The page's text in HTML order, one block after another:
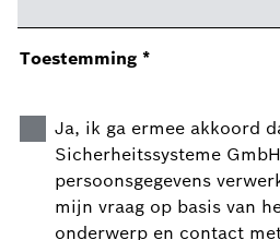
Toestemming *
Ja, ik ga ermee akkoord
Sicherheitssysteme
persoonsgegevens
mijn vraag op basis van
onderwerp en contact